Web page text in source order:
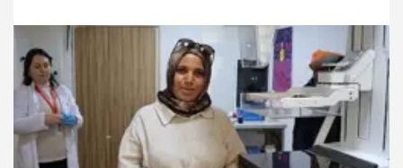
ciltteki değişikliklere kadar her yeni sinyal dikkate alınmalı.
Kanserle mücadelede erken teşhis hayat kurtarır” dedi.
6.04.2026 Sağlık-Yaşam